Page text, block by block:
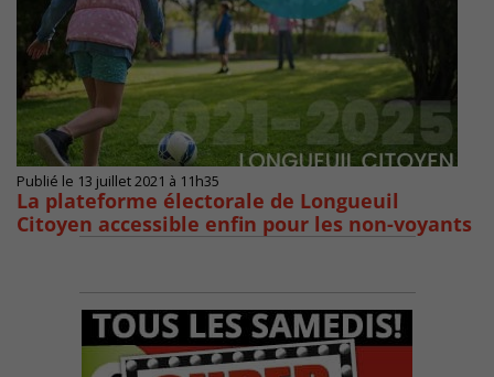
Publié le 13 juillet 2021 à 11h35
La plateforme électorale de Longueuil
Citoyen accessible enfin pour les non-voyants